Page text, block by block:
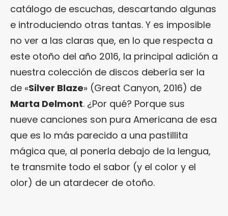
catálogo de escuchas, descartando algunas
e introduciendo otras tantas. Y es imposible
no ver a las claras que, en lo que respecta a
este otoño del año 2016, la principal adición a
nuestra colección de discos debería ser la
de «Silver Blaze» (Great Canyon, 2016) de
Marta Delmont. ¿Por qué? Porque sus
nueve canciones son pura Americana de esa
que es lo más parecido a una pastillita
mágica que, al ponerla debajo de la lengua,
te transmite todo el sabor (y el color y el
olor) de un atardecer de otoño.